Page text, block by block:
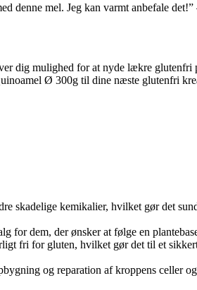
denne mel. Jeg kan varmt anbefale det!”
dig mulighed for at nyde lækre glutenfri
Ø 300g til dine næste glutenfri
skadelige kemikalier, hvilket gør det
for dem, der ønsker at følge en
fri for gluten, hvilket gør det til et
og reparation af kroppens celler